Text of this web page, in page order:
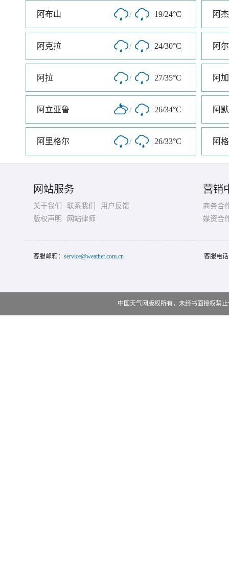
阿布山 / 19/24°C 阿
阿克拉 / 24/30°C 阿
阿拉 / 27/35°C 阿
阿立亚鲁 / 26/34°C 阿
阿里格尔 / 26/33°C 阿
网站服务
关于我们 联系我们
用户反馈
版权声明
网站律师
营销
商务合
媒资合
客服邮箱： service@weather.com.cn 客服电
中国天气网版权所有，未经书面授权